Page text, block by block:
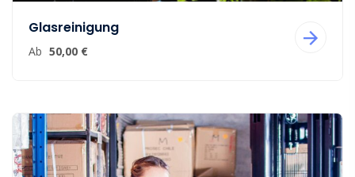
Glasreinigung
Ab 50,00 €